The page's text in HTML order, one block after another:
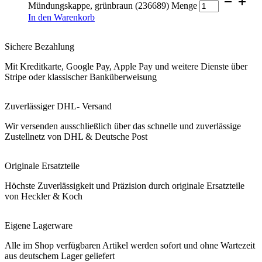
Mündungskappe, grünbraun (236689) Menge
In den Warenkorb
Sichere Bezahlung
Mit Kreditkarte, Google Pay, Apple Pay und weitere Dienste über
Stripe oder klassischer Banküberweisung
Zuverlässiger DHL- Versand
Wir versenden ausschließlich über das schnelle und zuverlässige
Zustellnetz von DHL & Deutsche Post
Originale Ersatzteile
Höchste Zuverlässigkeit und Präzision durch originale Ersatzteile
von Heckler & Koch
Eigene Lagerware
Alle im Shop verfügbaren Artikel werden sofort und ohne Wartezeit
aus deutschem Lager geliefert